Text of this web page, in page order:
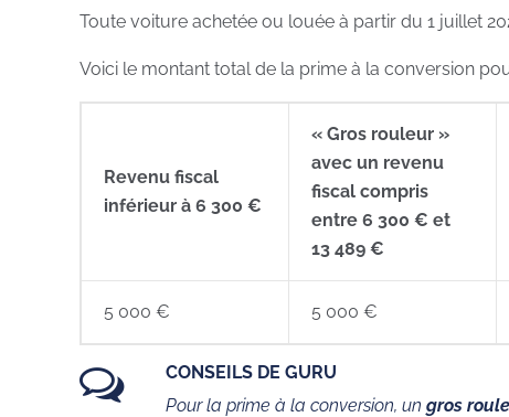
Toute voiture achetée ou louée à partir du 1 juillet
Voici le montant total de la prime à la conversion
Revenu fiscal
inférieur à 6 300 €
« Gros rouleur »
avec un revenu
fiscal compris
entre 6 300 € et
13 489 €
5 000 € 5 000 €
CONSEILS DE GURU
Pour la prime à la conversion, un gros